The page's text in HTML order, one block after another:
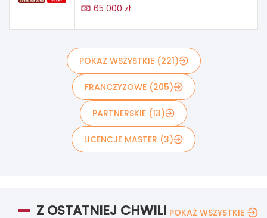
65 000 zł
POKAŻ WSZYSTKIE (221)
FRANCZYZOWE (205)
PARTNERSKIE (13)
LICENCJE MASTER (3)
Z OSTATNIEJ CHWILI POKAŻ WSZYSTKIE